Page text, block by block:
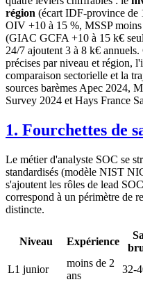
région (écart IDF-province de
OIV +10 à 15 %, MSSP
(GIAC GCFA +10 à 15 k€
24/7 ajoutent 3 à 8 k€
précises par niveau et région,
comparaison sectorielle et la
sources barèmes Apec 2024,
Survey 2024 et Hays France
1. Fourchettes de
Le métier d'analyste SOC se
standardisés (modèle NIST
s'ajoutent les rôles de lead
correspond à un périmètre de
distincte.
Niveau Expérience
L1 junior
moins de 2
ans
32-